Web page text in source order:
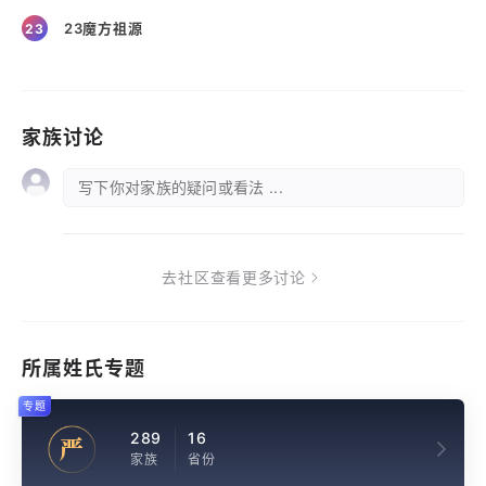
23 23魔方祖源
家族讨论
写下你对家族的疑问或看法 ...
去社区查看更多讨论
所属姓氏专题
严 289
家族
16
省份
专题